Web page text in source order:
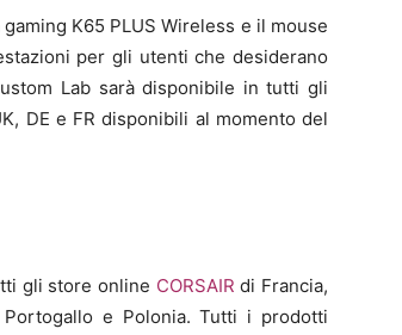
K65 PLUS Wireless e il mouse
per gli utenti che desiderano
Lab sarà disponibile in tutti gli
DE e FR disponibili al momento del
gli store online CORSAIR di Francia,
Portogallo e Polonia. Tutti i prodotti